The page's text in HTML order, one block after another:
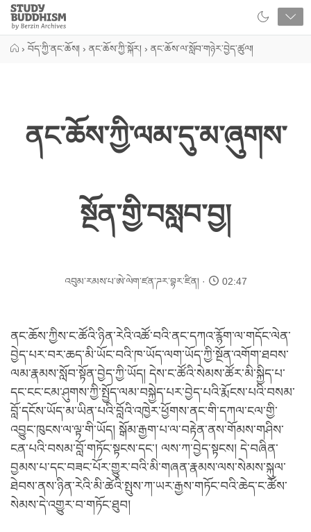
Close
Study
Buddhism
Home
› བོད་ཀྱི་ནང་ཆོས། › ནང་ཆོས་ཀྱི་སྐོར། › ནང་ཆོས་ལ་སློབ་གཉེར་བྱེད་ཚུལ།
ནང་ཆོས་ཀྱི་ལམ་དུ་མ་ཞུགས་
སྔོན་གྱི་བསླབ་བྱ།
འབུམ་རམས་པ་ཨེ་ལེག་ཛན་ཌར་བྷར་ཛིན། 02:47
ནང་ཆོས་ཀྱིས་ང་ཚོའི་ཉིན་རེའི་འཚོ་བའི་ནང་དཀའ་རྙོག་ལ་གདོང་ལེན་
བྱེད་པར་བར་ཆད་མི་ཡོང་བའི་ཁ་ཡོད་ལག་ཡོད་ཀྱི་སྔོན་འགོག་ཐབས་
ལམ་རྣམས་སློབ་སྟོན་བྱེད་ཀྱི་ཡོད། དེས་ང་ཚོའི་སེམས་ཚོར་མི་སྐྱིད་པ་
དང་ངང་ངམ་ཤུགས་ཀྱི་སྤྱོད་ལམ་བསྐྱེད་པར་བྱེད་པའི་རྨོངས་པའི་བསམ་
བློ་དངོས་ཡོད་མ་ཡིན་པའི་བློའི་འཁྱེར་ཕྱོགས་ནང་གི་དཀལ་ངལ་གྱི་
འབྱུང་ཁུངས་ལ་ལྟ་གི་ཡོད། སྒོམ་རྒྱག་པ་ལ་བརྟེན་ནས་གོམས་གཤིས་
ངན་པའི་བསམ་བློ་གཏོང་སྟངས་དང་། ལས་ཀ་བྱེད་སྟངས། དེ་བཞིན་
བྱམས་པ་དང་བཟང་པོར་གྱུར་བའི་མི་གཞན་རྣམས་ལས་སེམས་སྐུལ་
ཐེབས་ནས་ཉིན་རེའི་མི་ཚེའི་སྤུས་ཀ་ཡར་རྒྱས་གཏོང་བའི་ཆེད་ང་ཚོས་
སེམས་དེ་འགྱུར་བ་གཏོང་ཐུབ།